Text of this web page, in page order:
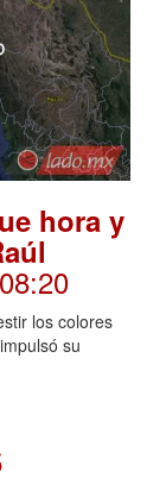
hora y
los colores
su